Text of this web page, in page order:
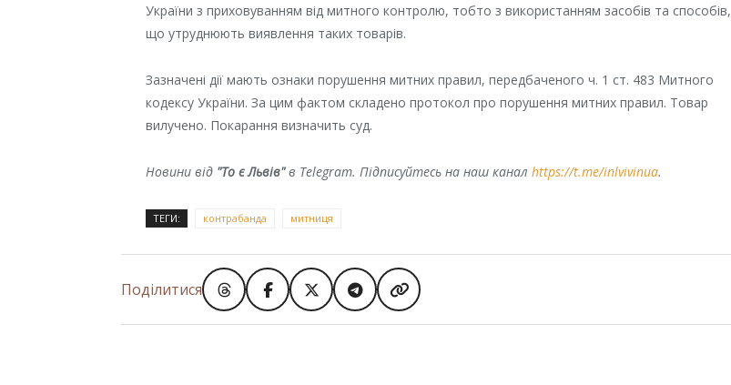
України з приховуванням від митного контролю, тобто з використанням засобів та способів,
що утруднюють виявлення таких товарів.
Зазначені дії мають ознаки порушення митних правил, передбаченого ч. 1 ст. 483 Митного
кодексу України. За цим фактом складено протокол про порушення митних правил. Товар
вилучено. Покарання визначить суд.
Новини від "То є Львів"в Telegram. Підписуйтесь на наш каналhttps://t.me/inlvivinua.
ТЕГИ: контрабанда митниця
Поділитися